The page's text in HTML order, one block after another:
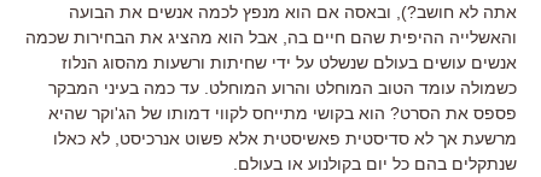
אתה לא חושב?), ובאסה אם הוא מנפץ לכמה אנשים את הבועה
והאשלייה ההיפית שהם חיים בה, אבל הוא מהציג את הבחירות שכמה
אנשים עושים בעולם שנשלט על ידי שחיתות ורשעות מהסוג הנלוז
כשמולה עומד הטוב המוחלט והרוע המוחלט. עד כמה בעיני המבקר
פספס את הסרט? הוא בקושי מתייחס לקווי דמותו של הג'וקר שהיא
מרשעת אך לא סדיסטית פאשיסטית אלא פשוט אנרכיסט, לא כאלו
שנתקלים בהם כל יום בקולנוע או בעולם.